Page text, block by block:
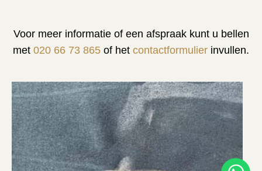
Voor meer informatie of een afspraak kunt u bellen
met 020 66 73 865 of het contactformulier invullen.